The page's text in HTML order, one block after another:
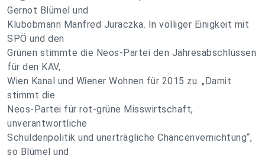
Gernot Blümel und
Klubobmann Manfred Juraczka. In völliger Einigkeit mit
SPÖ und den
Grünen stimmte die Neos-Partei den Jahresabschlüssen
für den KAV,
Wien Kanal und Wiener Wohnen für 2015 zu. „Damit
stimmt die
Neos-Partei für rot-grüne Misswirtschaft,
unverantwortliche
Schuldenpolitik und unerträgliche Chancenvernichtung“,
so Blümel und